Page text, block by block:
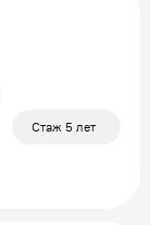
Стаж 5 лет